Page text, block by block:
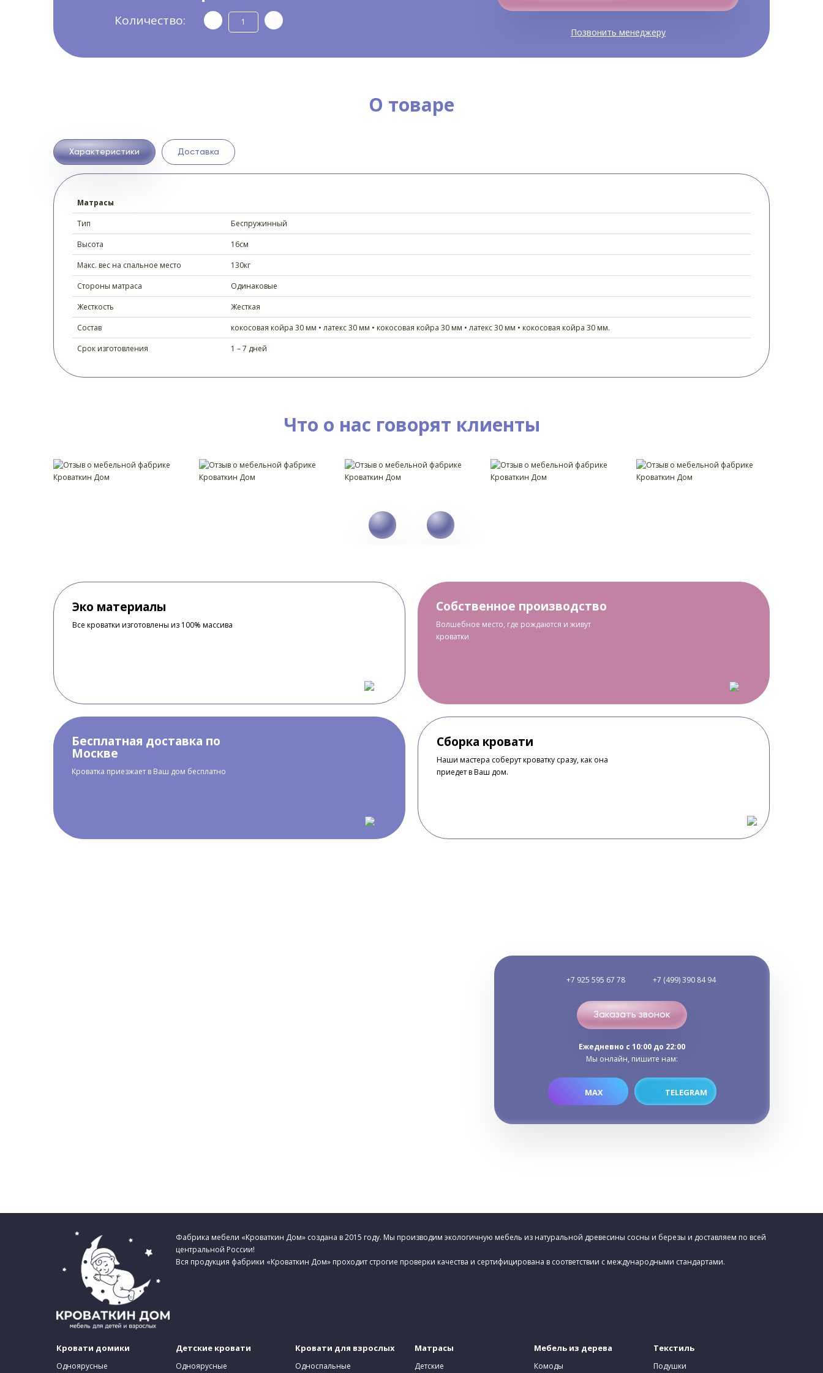
Количество:
Позвонить менеджеру
О товаре
Характеристики Доставка
Матрасы
Тип
Беспружинный
Высота
16см
Макс. вес на спальное место
130кг
Стороны матраса
Одинаковые
Жесткость
Жесткая
Состав
кокосовая койра 30 мм • латекс 30 мм • кокосовая койра 30 мм • латекс 30 мм • кокосовая койра 30 мм.
Срок изготовления
1 – 7 дней
Что о нас говорят клиенты
Эко материалы
Все кроватки изготовлены из 100% массива
Собственное производство
Волшебное место, где рождаются и живут
кроватки
Бесплатная доставка по
Москве
Кроватка приезжает в Ваш дом бесплатно
Сборка кровати
Наши мастера соберут кроватку сразу, как она
приедет в Ваш дом.
+7 925 595 67 78 +7 (499) 390 84 94
Заказать звонок
Ежедневно c 10:00 до 22:00
Мы онлайн, пишите нам:
MAX TELEGRAM
Фабрика мебели «Кроваткин Дом» создана в 2015 году. Мы производим экологичную мебель из натуральной древесины сосны и березы и доставляем по всей
центральной России!
Вся продукция фабрики «Кроваткин Дом» проходит строгие проверки качества и сертифицирована в соответствии с международными стандартами.
Кровати домики
Одноярусные
Детские кровати
Одноярусные
Кровати для взрослых
Односпальные
Матрасы
Детские
Мебель из дерева
Комоды
Текстиль
Подушки